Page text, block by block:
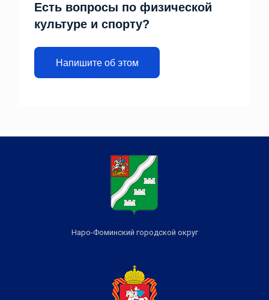
Есть вопросы по физической
культуре и спорту?
Напишите об этом
Наро-Фоминский городской округ